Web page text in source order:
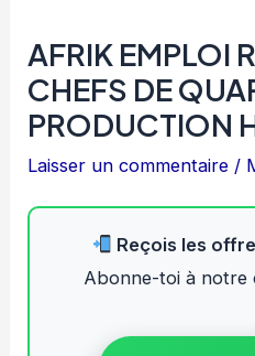
AFRIK EMPLOI
CHEFS DE
PRODUCTION
Laisser un commentaire /
Reçois les
Abonne-toi à notre